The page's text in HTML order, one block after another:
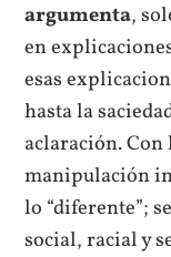
argumenta,
en
esas
hasta la
aclaración.
manipulación
lo “diferente”;
social, racial y